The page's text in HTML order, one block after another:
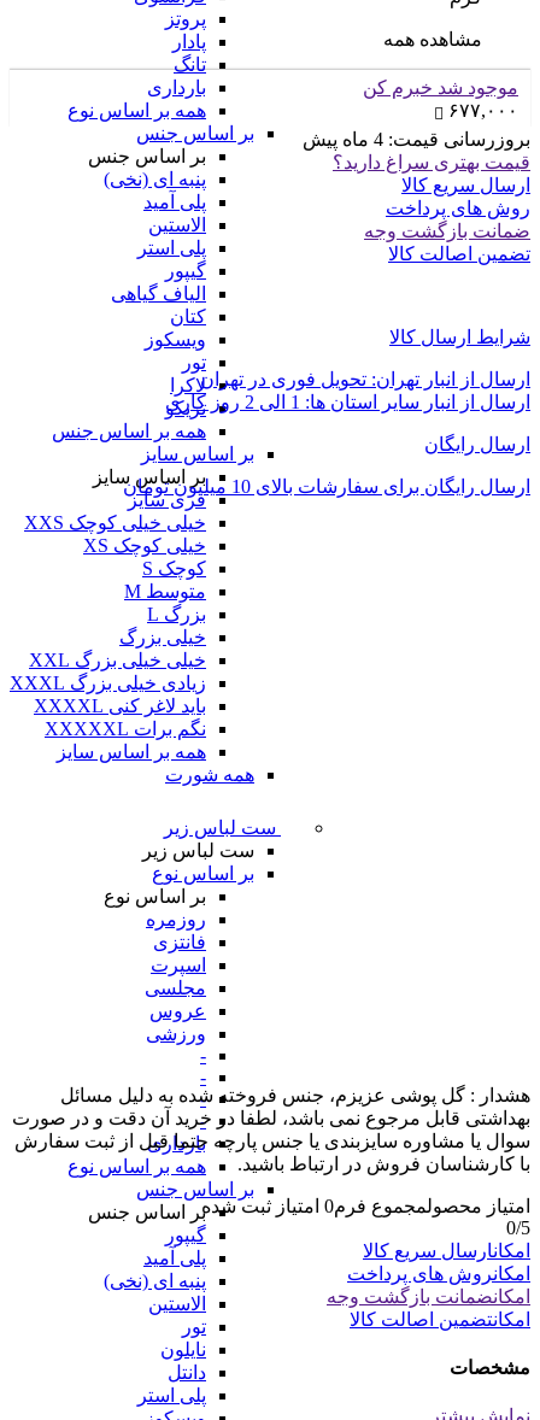
پروتز
پادار
تانگ
بارداری
همه بر اساس نوع
بر اساس جنس
بر اساس جنس
پنبه ای (نخی)
پلی آمید
الاستین
پلی استر
گیپور
الیاف گیاهی
کتان
ویسکوز
تور
لاکرا
تریکو
همه بر اساس جنس
بر اساس سایز
بر اساس سایز
فری سایز
خیلی خیلی کوچک XXS
خیلی کوچک XS
کوچک S
متوسط M
بزرگ L
خیلی بزرگ
خیلی خیلی بزرگ XXL
زیادی خیلی بزرگ XXXL
باید لاغر کنی XXXXL
نگم برات XXXXXL
همه بر اساس سایز
همه شورت
ست لباس زیر
ست لباس زیر
بر اساس نوع
بر اساس نوع
روزمره
فانتزی
اسپرت
مجلسی
عروس
ورزشی
-
-
-
-
بارداری
همه بر اساس نوع
بر اساس جنس
بر اساس جنس
گیپور
پلی آمید
پنبه ای (نخی)
الاستین
تور
نایلون
دانتل
پلی استر
مشاهده همه
موجود شد خبرم کن
۶۷۷,۰۰۰
بروزرسانی قیمت: 4 ماه پیش
قیمت بهتری سراغ دارید؟
ارسال سریع کالا
روش های پرداخت
ضمانت بازگشت وجه
تضمین اصالت کالا
شرایط ارسال کالا
ارسال از انبار تهران: تحویل فوری در تهران
ارسال از انبار سایر استان ها: 1 الی 2 روز کاری
ارسال رایگان
ارسال رایگان برای سفارشات بالای 10 میلیون تومان
هشدار : گل پوشی عزیزم، جنس فروخته شده به دلیل مسائل
بهداشتی قابل مرجوع نمی باشد، لطفا در خرید آن دقت و در صورت
سوال یا مشاوره سایزبندی یا جنس پارچه حتما قبل از ثبت سفارش
با کارشناسان فروش در ارتباط باشید.
امتیاز محصولمجموع فرم0 امتیاز ثبت شده
0/5
امکانارسال سریع کالا
امکانروش های پرداخت
امکانضمانت بازگشت وجه
امکانتضمین اصالت کالا
مشخصات
نمایش بیشتر